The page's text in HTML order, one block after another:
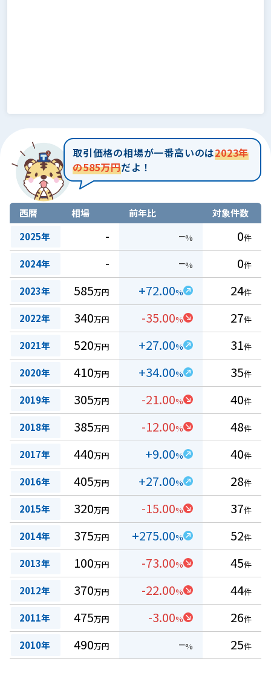
取引価格の相場が一番高いのは2023年
の585万円だよ！
西暦 相場 前年比
対象件数
2025年
- −% 0件
2024年 - −% 0件
2023年 585万円 +72.00% 24件
2022年 340万円 -35.00% 27件
2021年 520万円 +27.00% 31件
2020年 410万円 +34.00% 35件
2019年 305万円 -21.00% 40件
2018年 385万円 -12.00% 48件
2017年 440万円 +9.00% 40件
2016年 405万円 +27.00% 28件
2015年 320万円 -15.00% 37件
2014年 375万円 +275.00% 52件
2013年 100万円 -73.00% 45件
2012年 370万円 -22.00% 44件
2011年 475万円 -3.00% 26件
2010年 490万円 −% 25件